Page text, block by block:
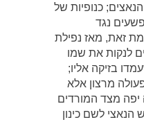
כנופיות של
נגד
זאת, מאז נפילת
לנקות את שמו
בזיקה אליו;
מרצון אלא
יפה מצד המורדים
הנאצי לשם כינון